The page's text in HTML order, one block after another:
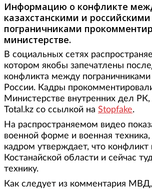
Информацию о конфликте
казахстанскими и российскими
пограничниками
министерстве.
В социальных сетях
котором якобы запечатлены
конфликта между пограничниками
России. Кадры
Министерстве внутренних дел
Total.kz со ссылкой на Stopfake.
На распространяемом видео
военной форме и военная техника,
кадром утверждает, что
Костанайской области и сейчас
технику.
Как следует из комментария МВД,